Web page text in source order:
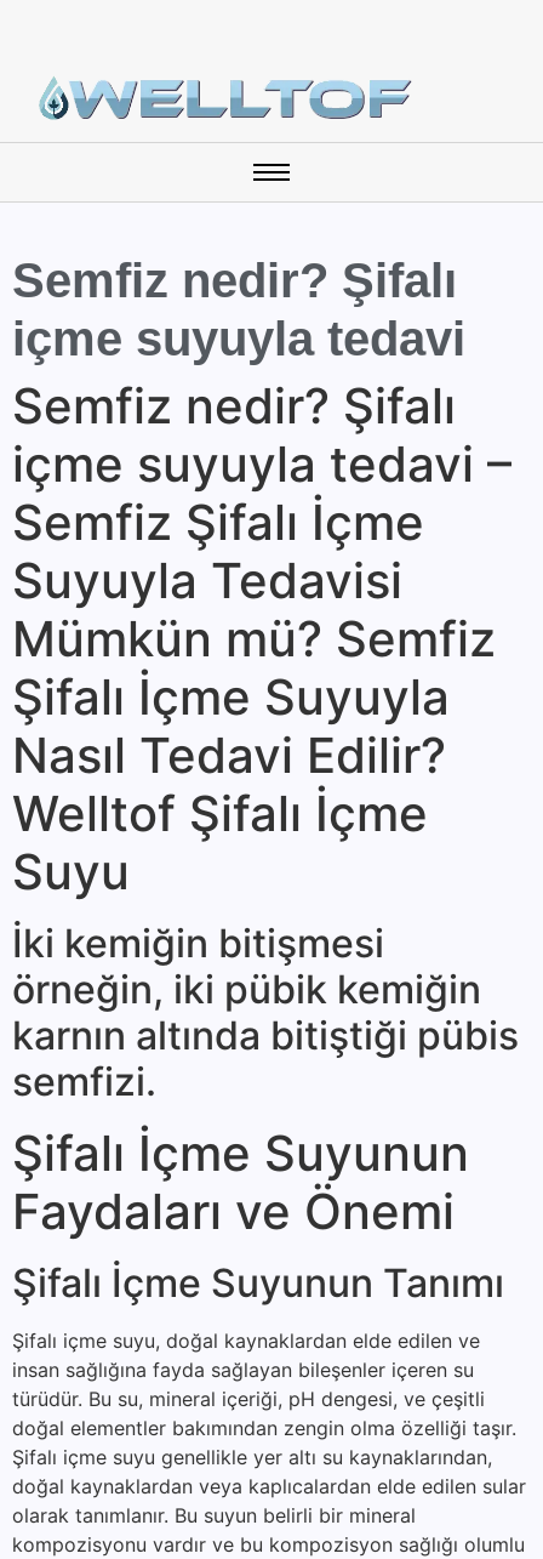
Semfiz nedir? Şifalı
içme suyuyla tedavi
Semfiz nedir? Şifalı
içme suyuyla tedavi –
Semfiz Şifalı İçme
Suyuyla Tedavisi
Mümkün mü? Semfiz
Şifalı İçme Suyuyla
Nasıl Tedavi Edilir?
Welltof Şifalı İçme
Suyu
İki kemiğin bitiş­mesi
örneğin, iki pübik ke­miğin
karnın altında bitiş­tiği pübis
semfizi.
Şifalı İçme Suyunun
Faydaları ve Önemi
Şifalı İçme Suyunun Tanımı
Şifalı içme suyu, doğal kaynaklardan elde edilen ve
insan sağlığına fayda sağlayan bileşenler içeren su
türüdür. Bu su, mineral içeriği, pH dengesi, ve çeşitli
doğal elementler bakımından zengin olma özelliği taşır.
Şifalı içme suyu genellikle yer altı su kaynaklarından,
doğal kaynaklardan veya kaplıcalardan elde edilen sular
olarak tanımlanır. Bu suyun belirli bir mineral
kompozisyonu vardır ve bu kompozisyon sağlığı olumlu